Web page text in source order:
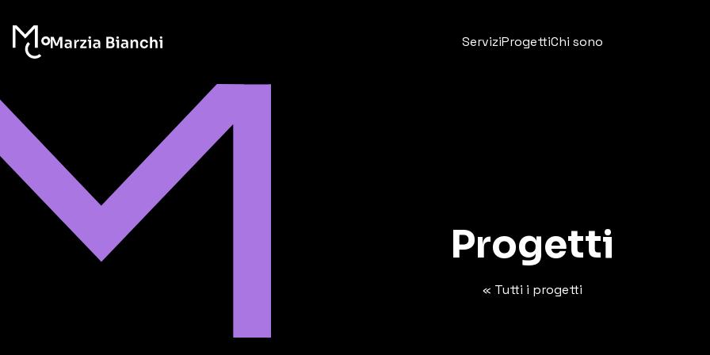
ServiziProgettiChi sono
Progetti
« Tutti i progetti